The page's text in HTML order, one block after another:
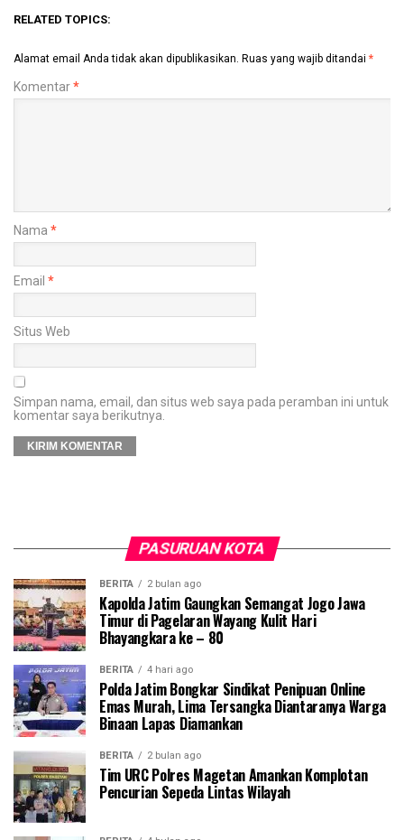
RELATED TOPICS:
Alamat email Anda tidak akan dipublikasikan. Ruas yang wajib ditandai *
Komentar*
Nama *
Email *
Situs Web
Simpan nama, email, dan situs web saya pada peramban ini untuk
komentar saya berikutnya.
PASURUAN KOTA
BERITA 2 bulan ago
Kapolda Jatim Gaungkan Semangat Jogo Jawa
Timur di Pagelaran Wayang Kulit Hari
Bhayangkara ke – 80
BERITA 4 hari ago
Polda Jatim Bongkar Sindikat Penipuan Online
Emas Murah, Lima Tersangka Diantaranya Warga
Binaan Lapas Diamankan
BERITA 2 bulan ago
Tim URC Polres Magetan Amankan Komplotan
Pencurian Sepeda Lintas Wilayah